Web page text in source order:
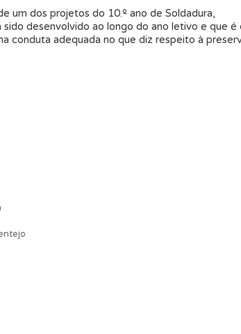
um dos projetos do 10.º ano de Soldadura,
desenvolvido ao longo do ano letivo e que é
conduta adequada no que diz respeito à